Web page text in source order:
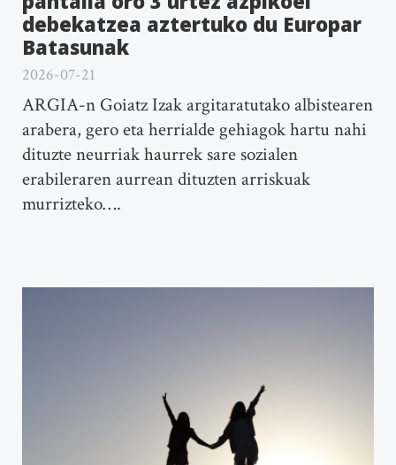
debekatzea aztertuko du Europar
Batasunak
2026-07-21
ARGIA-n Goiatz Izak argitaratutako albistearen
arabera, gero eta herrialde gehiagok hartu nahi
dituzte neurriak haurrek sare sozialen
erabileraren aurrean dituzten arriskuak
murrizteko….